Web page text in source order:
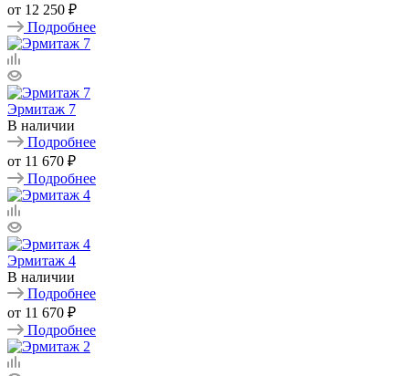
от 12 250 ₽
Подробнее
Эрмитаж 7
В наличии
Подробнее
от 11 670 ₽
Подробнее
Эрмитаж 4
В наличии
Подробнее
от 11 670 ₽
Подробнее